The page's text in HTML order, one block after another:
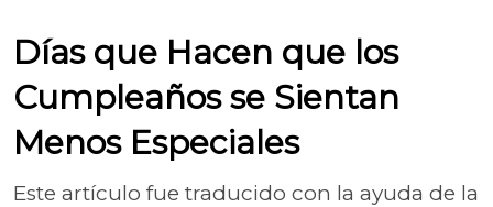
Días que Hacen que los
Cumpleaños se Sientan
Menos Especiales
Este artículo fue traducido con la ayuda de la